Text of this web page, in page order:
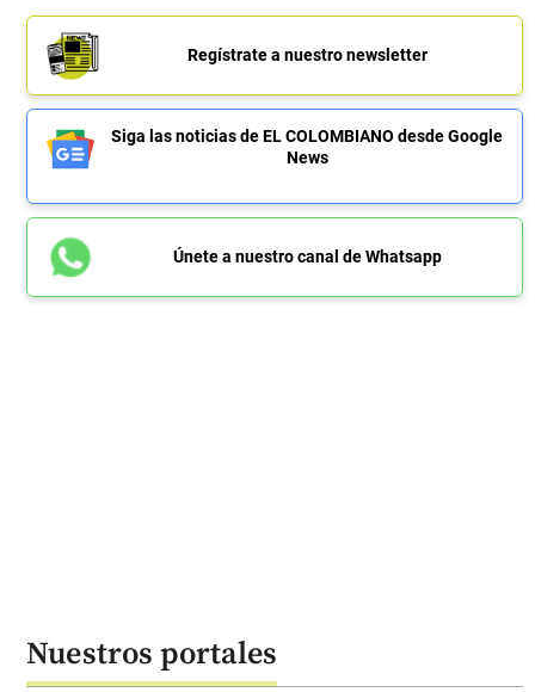
Regístrate a nuestro newsletter
Siga las noticias de EL COLOMBIANO desde Google
News
Únete a nuestro canal de Whatsapp
Nuestros portales